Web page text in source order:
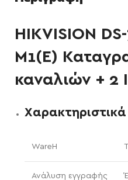
HIKVISION
M1(E)
καναλιών + 2
Χαρακτηριστικά
WareH T
Ανάλυση εγγραφής